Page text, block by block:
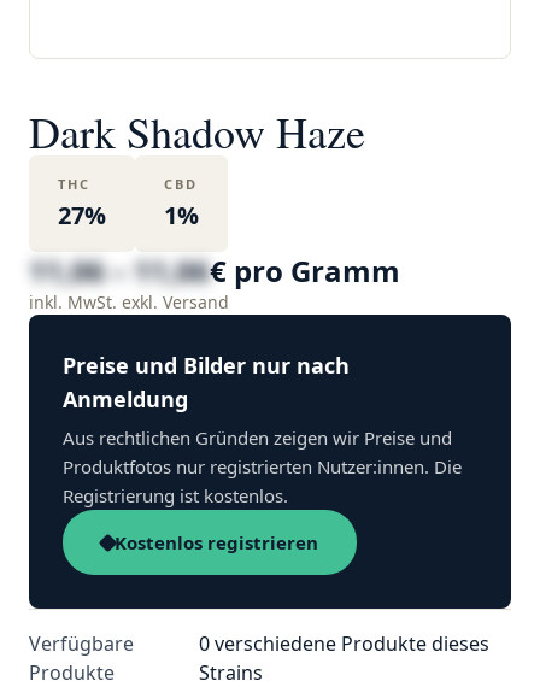
Dark Shadow Haze
THC
27%
CBD
1%
11,06 – 11,06€ pro Gramm
inkl. MwSt. exkl. Versand
Preise und Bilder nur nach
Anmeldung
Aus rechtlichen Gründen zeigen wir Preise und
Produktfotos nur registrierten Nutzer:innen. Die
Registrierung ist kostenlos.
Kostenlos registrieren
Verfügbare
Produkte
0 verschiedene Produkte dieses
Strains